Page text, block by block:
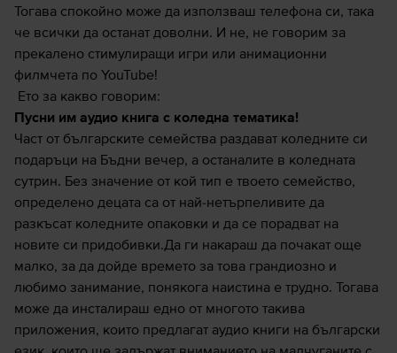
Тогава спокойно може да използваш телефона си, така
че всички да останат доволни. И не, не говорим за
прекалено стимулиращи игри или анимационни
филмчета по YouTube!
Ето за какво говорим:
Пусни им аудио книга с коледна тематика!
Част от българските семейства раздават коледните си
подаръци на Бъдни вечер, а останалите в коледната
сутрин. Без значение от кой тип е твоето семейство,
определено децата са от най-нетърпеливите да
разкъсат коледните опаковки и да се порадват на
новите си придобивки.Да ги накараш да почакат още
малко, за да дойде времето за това грандиозно и
любимо занимание, понякога наистина е трудно. Тогава
може да инсталираш едно от многото такива
приложения, които предлагат аудио книги на български